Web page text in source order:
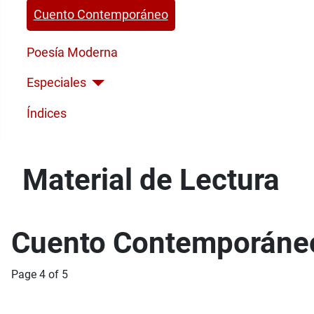
Cuento Contemporáneo
Poesía Moderna
Especiales
Índices
Material de Lectura
Cuento
Page 4 of 5